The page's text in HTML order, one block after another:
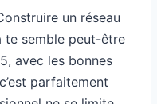
un réseau
te semble peut-être
avec les bonnes
parfaitement